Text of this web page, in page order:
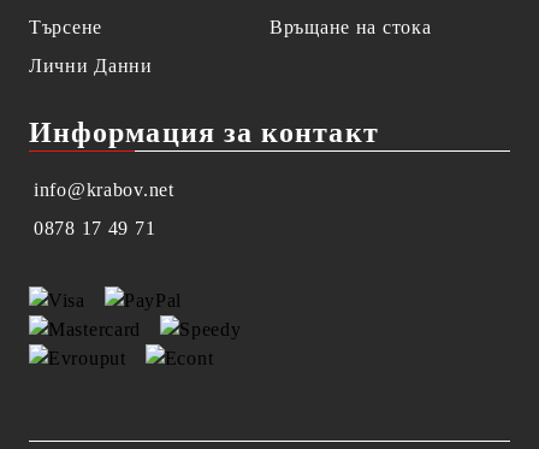
Търсене
Лични Данни
Връщане на стока
Информация за контакт
info@krabov.net
0878 17 49 71